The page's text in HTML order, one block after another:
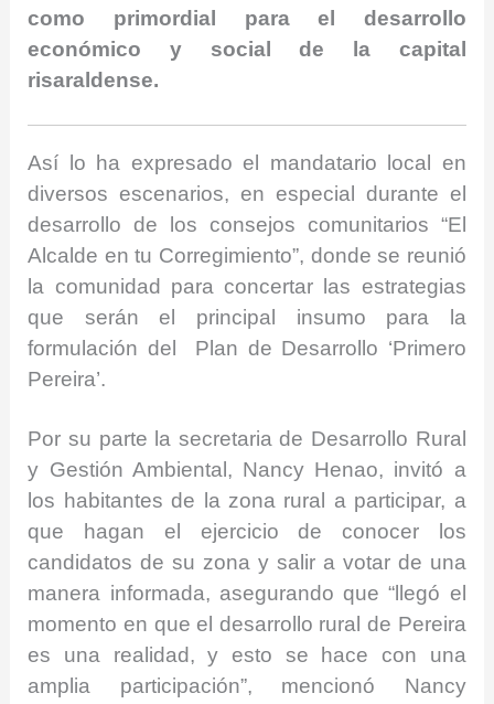
como primordial para el desarrollo
económico y social de la capital
risaraldense.
Así lo ha expresado el mandatario local en
diversos escenarios, en especial durante el
desarrollo de los consejos comunitarios “El
Alcalde en tu Corregimiento”, donde se reunió
la comunidad para concertar las estrategias
que serán el principal insumo para la
formulación del Plan de Desarrollo ‘Primero
Pereira’.
Por su parte la secretaria de Desarrollo Rural
y Gestión Ambiental, Nancy Henao, invitó a
los habitantes de la zona rural a participar, a
que hagan el ejercicio de conocer los
candidatos de su zona y salir a votar de una
manera informada, asegurando que “llegó el
momento en que el desarrollo rural de Pereira
es una realidad, y esto se hace con una
amplia participación”, mencionó Nancy